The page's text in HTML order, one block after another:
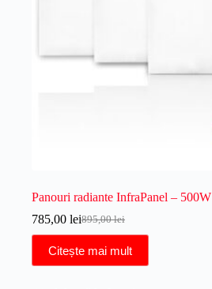
Panouri radiante InfraPanel – 500W
895,00lei
Prețul
inițial
a
fost:
785,00 leiPrețul
curent
este:
785,00 lei.
Citește mai mult